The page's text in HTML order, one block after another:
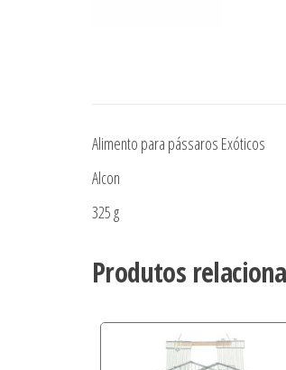
Alimento para pássaros Exóticos
Alcon
325 g
Produtos